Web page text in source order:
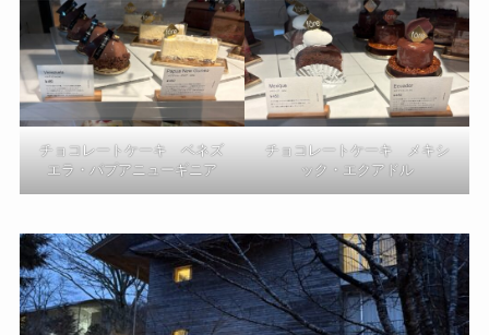
チョコレートケーキ ベネズ
エラ・パプアニューギニア
チョコレートケーキ メキシ
ック・エクアドル